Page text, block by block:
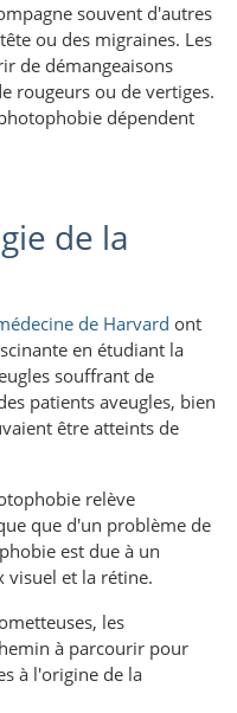
souvent d'autres
ou des migraines. Les
de démangeaisons
rougeurs ou de vertiges.
dépendent
de la
de Harvard ont
en étudiant la
souffrant de
patients aveugles, bien
être atteints de
relève
que d'un problème de
est due à un
visuel et la rétine.
les
à parcourir pour
à l'origine de la